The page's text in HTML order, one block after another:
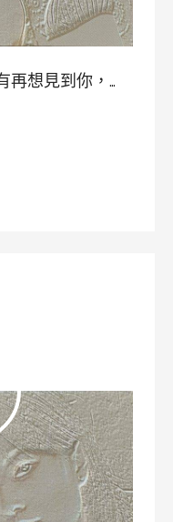
再想見到你，…